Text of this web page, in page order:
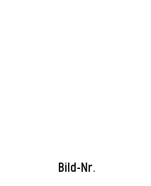
Bild-Nr.